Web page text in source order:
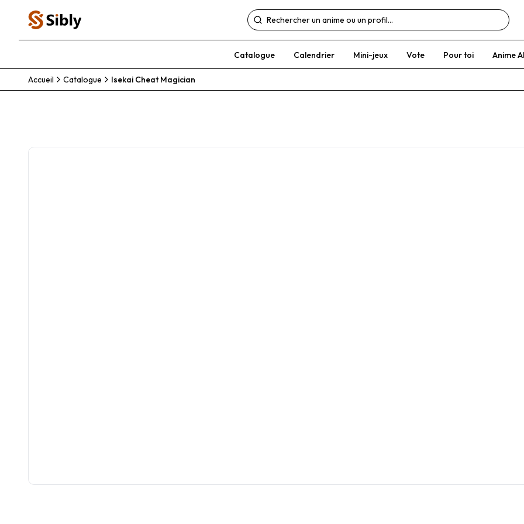
Catalogue Calendrier Mini-jeux Vote Pour toi Anime
Accueil Catalogue Isekai Cheat Magician